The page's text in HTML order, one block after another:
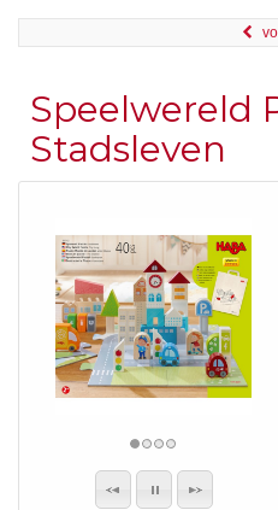
Speelwereld
Stadsleven